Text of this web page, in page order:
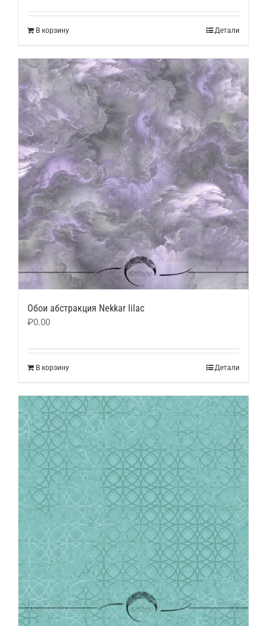
В корзину Детали
Обои абстракция Nekkar lilac
₽0.00
В корзину Детали